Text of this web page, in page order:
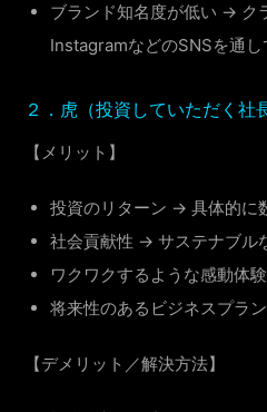
ブランド知名度が低い → ク
InstagramなどのSNSを通し
２．虎（投資していただく社
【メリット】
投資のリターン → 具体的に
社会貢献性 → サステナブル
ワクワクするような感動体
将来性のあるビジネスプラ
【デメリット／解決方法】